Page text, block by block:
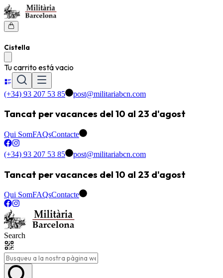
Cistella
Tu carrito está vacio
(+34) 93 207 53 85 post@militariabcn.com
Tancat per vacances del 10 al 23 d'agost
Qui SomFAQsContacte
(+34) 93 207 53 85 post@militariabcn.com
Tancat per vacances del 10 al 23 d'agost
Qui SomFAQsContacte
Search